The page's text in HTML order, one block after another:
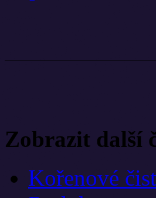
Zobrazit další
Kořenové